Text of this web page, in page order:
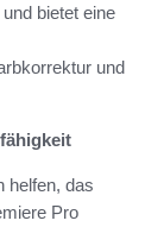
bietet eine
und
helfen, das
Pro